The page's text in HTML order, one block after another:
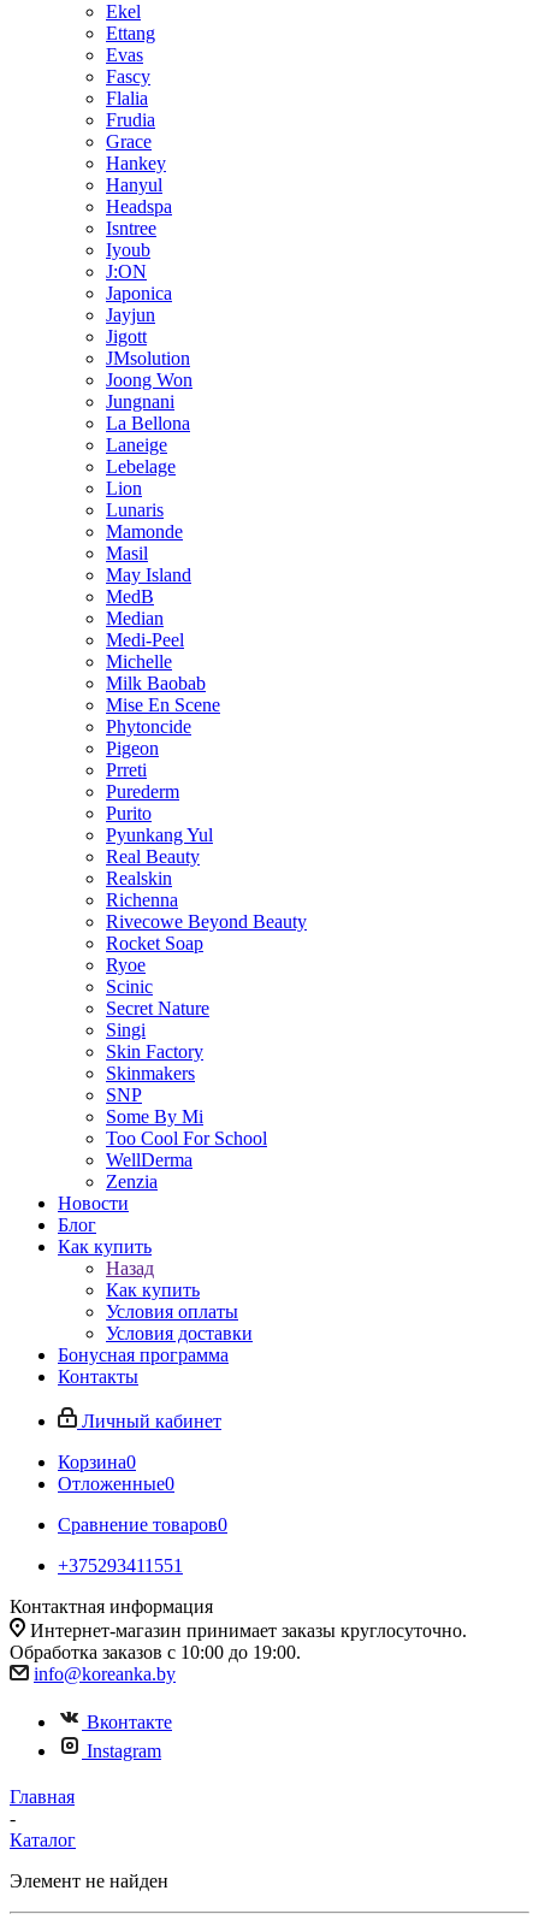
Ekel
Ettang
Evas
Fascy
Flalia
Frudia
Grace
Hankey
Hanyul
Headspa
Isntree
Iyoub
J:ON
Japonica
Jayjun
Jigott
JMsolution
Joong Won
Jungnani
La Bellona
Laneige
Lebelage
Lion
Lunaris
Mamonde
Masil
May Island
MedB
Median
Medi-Peel
Michelle
Milk Baobab
Mise En Scene
Phytoncide
Pigeon
Prreti
Purederm
Purito
Pyunkang Yul
Real Beauty
Realskin
Richenna
Rivecowe Beyond Beauty
Rocket Soap
Ryoe
Scinic
Secret Nature
Singi
Skin Factory
Skinmakers
SNP
Some By Mi
Too Cool For School
WellDerma
Zenzia
Новости
Блог
Как купить
Назад
Как купить
Условия оплаты
Условия доставки
Бонусная программа
Контакты
Личный кабинет
Корзина0
Отложенные0
Сравнение товаров0
+375293411551
Контактная информация
Интернет-магазин принимает заказы круглосуточно.
Обработка заказов с 10:00 до 19:00.
info@koreanka.by
Вконтакте
Instagram
Главная
-
Каталог
Элемент не найден